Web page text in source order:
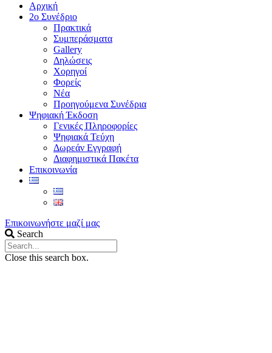
Αρχική
2ο Συνέδριο
Πρακτικά
Συμπεράσματα
Gallery
Δηλώσεις
Χορηγοί
Φορείς
Νέα
Προηγούμενα Συνέδρια
Ψηφιακή Έκδοση
Γενικές Πληροφορίες
Ψηφιακά Τεύχη
Δωρεάν Εγγραφή
Διαφημιστικά Πακέτα
Επικοινωνία
Επικοινωνήστε μαζί μας
Search
Close this search box.